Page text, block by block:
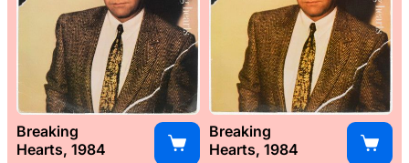
Breaking
Hearts, 1984
Breaking
Hearts, 1984